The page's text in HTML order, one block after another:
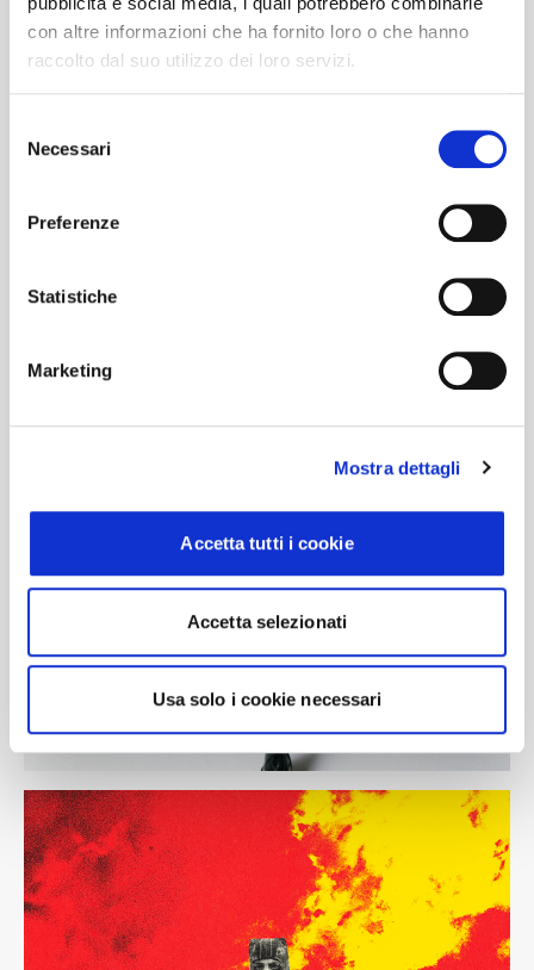
con altre informazioni che ha fornito loro o che hanno
raccolto dal suo utilizzo dei loro servizi.
delNecessari
Preferenze
Statistiche
Marketing
Mostra dettagli
Accetta tutti i cookie
Accetta selezionati
Usa solo i cookie necessari